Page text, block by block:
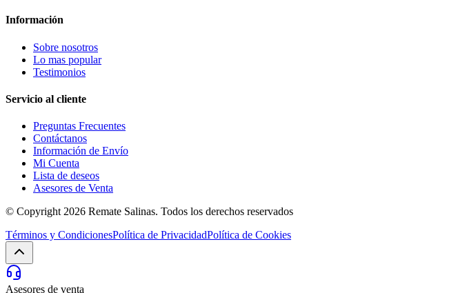
Información
Sobre nosotros
Lo mas popular
Testimonios
Servicio al cliente
Preguntas Frecuentes
Contáctanos
Información de Envío
Mi Cuenta
Lista de deseos
Asesores de Venta
© Copyright 2026 Remate Salinas. Todos los derechos reservados
Términos y CondicionesPolítica de PrivacidadPolítica de Cookies
Asesores de venta